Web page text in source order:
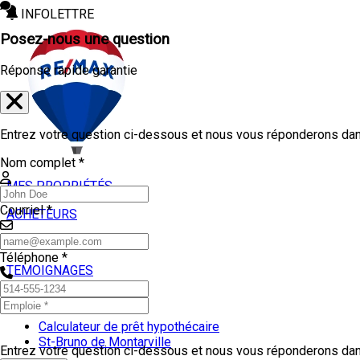
INFOLETTRE
MES PROPRIÉTÉS
ACHETEURS
VENDEURS
TEMOIGNAGES
OUTILS
Calculateur de prêt hypothécaire
St-Bruno de Montarville
Posez-nous une question
Réponse rapide garantie
Entrez votre question ci-dessous et nous vous réponderons
Nom complet *
Courriel *
Téléphone *
Entrez votre question ci-dessous et nous vous réponderons